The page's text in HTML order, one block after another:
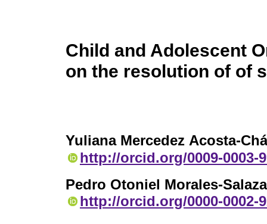
Child and Adolescent
on the resolution of of
Yuliana Mercedez Acosta-
http://orcid.org/0009-0003-
Pedro Otoniel Morales-
http://orcid.org/0000-0002-